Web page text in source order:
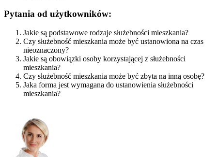
Pytania od użytkowników:
Jakie są podstawowe rodzaje służebności mieszkania?
Czy służebność mieszkania może być ustanowiona na czas
nieoznaczony?
Jakie są obowiązki osoby korzystającej z służebności
mieszkania?
Czy służebność mieszkania może być zbyta na inną osobę?
Jaka forma jest wymagana do ustanowienia służebności
mieszkania?